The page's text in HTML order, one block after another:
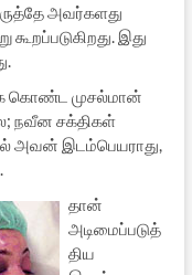
அவர்களது
இது
கொண்ட முசல்மான்
நவீன சக்திகள்
அவன் இடம்பெயராது,
தான்
அடிமைப்படுத்
திய